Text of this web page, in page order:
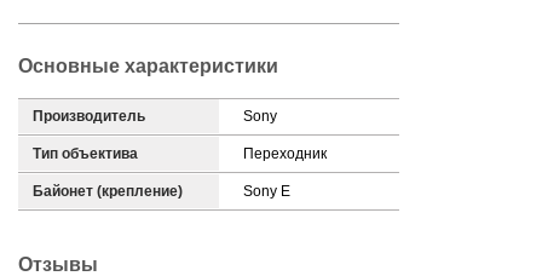
Основные характеристики
Производитель Sony
Тип объектива Переходник
Байонет (крепление) Sony E
Отзывы